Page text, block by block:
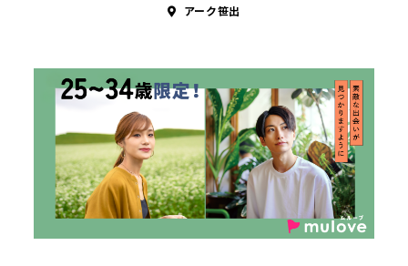
アーク笹出